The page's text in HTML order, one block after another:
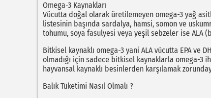
Omega-3 Kaynakları
Vücutta doğal olarak üretilemeyen omega-3 yağ
listesinin başında sardalya, hamsi, somon ve
tohumu, soya fasulyesi veya yeşil sebzeler ise ALA
Bitkisel kaynaklı omega-3 yani ALA vücutta EPA ve
olmadığı için sadece bitkisel kaynaklarla omega-3
hayvansal kaynaklı besinlerden karşılamak
Balık Tüketimi Nasıl Olmalı ?